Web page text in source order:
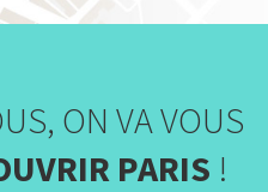
ON VA VOUS
PARIS !